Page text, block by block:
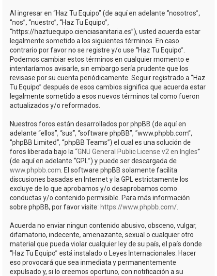
Al ingresar en “Haz Tu Equipo” (de aquí en adelante “nosotros”,
“nos”, “nuestro”, “Haz Tu Equipo”,
“https://haztuequipo.cienciasanitaria.es”), usted acuerda estar
legalmente sometido a los siguientes términos. En caso
contrario por favor no se registre y/o use “Haz Tu Equipo”.
Podemos cambiar estos términos en cualquier momento e
intentaríamos avisarle, sin embargo sería prudente que los
revisase por su cuenta periódicamente. Seguir registrado a “Haz
Tu Equipo” después de esos cambios significa que acuerda estar
legalmente sometido a esos nuevos términos tal como fueron
actualizados y/o reformados.
Nuestros foros están desarrollados por phpBB (de aquí en
adelante “ellos”, “sus”, “software phpBB”, “www.phpbb.com”,
“phpBB Limited”, “phpBB Teams”) el cual es una solución de
foros liberada bajo la “GNU General Public License v2 en Ingles”
(de aquí en adelante “GPL”) y puede ser descargada de
www.phpbb.com . El software phpBB solamente facilita
discusiones basadas en Internet y la GPL estrictamente los
excluye de lo que aprobamos y/o desaprobamos como
conductas y/o contenido permisible. Para más información
sobre phpBB, por favor visite: https://www.phpbb.com/
Acuerda no enviar ningun contenido abusivo, obsceno, vulgar,
difamatorio, indecente, amenazante, sexual o cualquier otro
material que pueda violar cualquier ley de su país, el país donde
“Haz Tu Equipo” está instalado o Leyes Internacionales. Hacer
eso provocará que sea inmediata y permanentemente
expulsado y, si lo creemos oportuno, con notificación a su